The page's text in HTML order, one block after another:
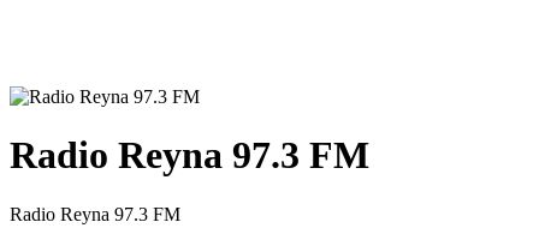
Radio Reyna 97.3 FM
Radio Reyna 97.3 FM